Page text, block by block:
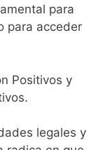
para
para acceder
Positivos y
legales y